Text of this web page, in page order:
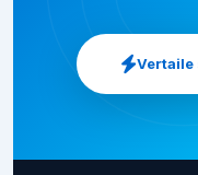
Vertaile